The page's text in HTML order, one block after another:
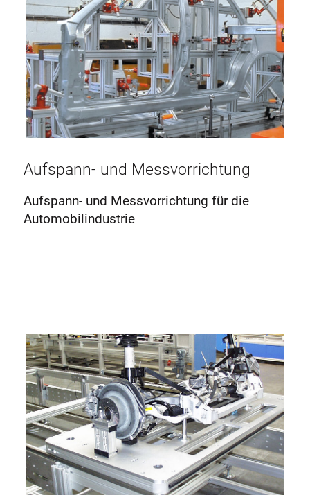
Aufspann- und Messvorrichtung
Aufspann- und Messvorrichtung für die
Automobilindustrie